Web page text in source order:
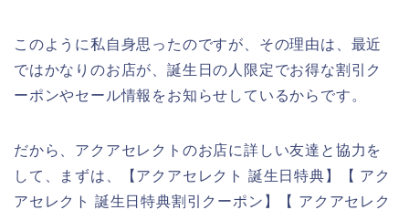
このように私自身思ったのですが、その理由は、最近
ではかなりのお店が、誕生日の人限定でお得な割引ク
ーポンやセール情報をお知らせしているからです。
だから、アクアセレクトのお店に詳しい友達と協力を
して、まずは、【アクアセレクト 誕生日特典】【 アク
アセレクト 誕生日特典割引クーポン】【 アクアセレク